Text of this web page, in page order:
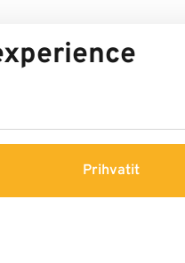
Prihvatit